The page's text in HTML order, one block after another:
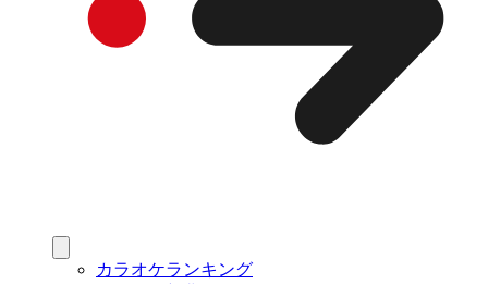
カラオケランキング